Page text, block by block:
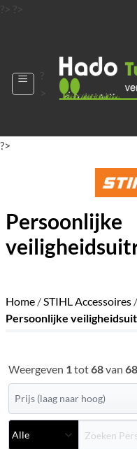
?> ?>
?
?>
Persoonlijke
Home /STIHL Accessoires /
Persoonlijke
Weergeven 1tot68van 68